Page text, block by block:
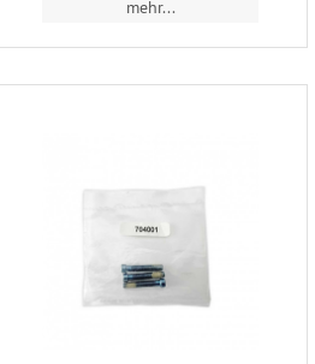
mehr...